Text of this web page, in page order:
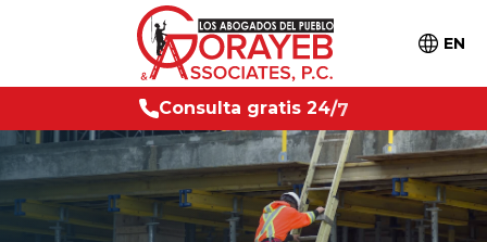
EN
Consulta gratis 2
4 /7